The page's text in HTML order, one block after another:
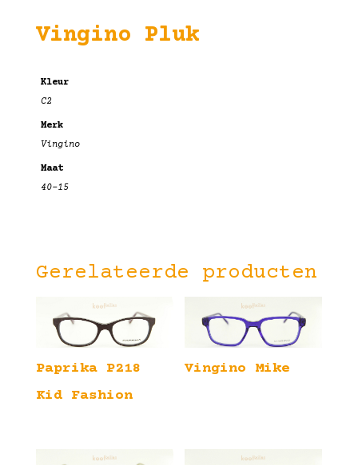
Vingino Pluk
Kleur
C2
Merk
Vingino
Maat
40-15
Gerelateerde producten
Paprika P218
Kid Fashion
Vingino Mike